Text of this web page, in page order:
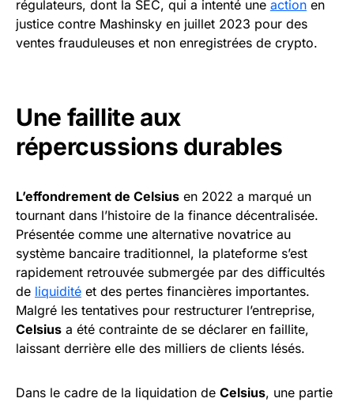
régulateurs, dont la SEC, qui a intenté une action en
justice contre Mashinsky en juillet 2023 pour des
ventes frauduleuses et non enregistrées de crypto.
Une faillite aux
répercussions durables
L’effondrement de Celsius en 2022 a marqué un
tournant dans l’histoire de la finance décentralisée.
Présentée comme une alternative novatrice au
système bancaire traditionnel, la plateforme s’est
rapidement retrouvée submergée par des difficultés
de liquidité et des pertes financières importantes.
Malgré les tentatives pour restructurer l’entreprise,
Celsius a été contrainte de se déclarer en faillite,
laissant derrière elle des milliers de clients lésés.
Dans le cadre de la liquidation de Celsius, une partie